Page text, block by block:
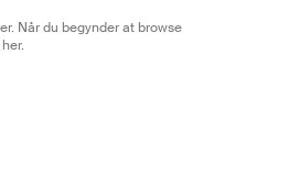
Når du begynder at browse